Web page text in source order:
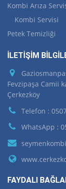
Kombi Arıza
Kombi Servisi
Petek Temizliği
İLETİŞİM
Fevzipaşa Camii
Çerkezköy
Telefon :
WhatsApp :
FAYDALI